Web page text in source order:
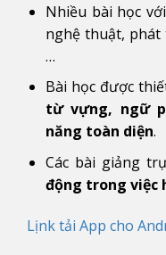
Nhiều bài học với
nghệ thuật, phát
…
Bài học được
từ vựng, ngữ
năng toàn diện.
Các bài giảng
động trong việc
Lịnk tải App cho